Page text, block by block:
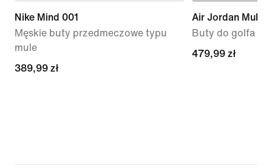
Nike Mind 001
Męskie buty przedmeczowe typu
mule
389,99 zł
389,99 zł
Air Jordan Mule
Buty do golfa
479,99 zł
479,99 zł